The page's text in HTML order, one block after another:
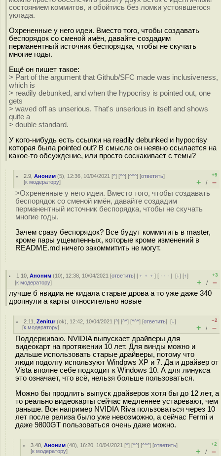
состоянием коммитов, и обойтись без ломки устоявшегося
уклада.
Охрененные у него идеи. Вместо того, чтобы создавать
беспорядок со сменой имён, давайте создадим
перманентный источник беспорядка, чтобы не скучать
многие годы.
Ещё он пишет такое:
> Part of the argument that Github/SFC made was inclusiveness,
which is
> readily debunked, and when the hypocrisy is pointed out, one
gets
> waved off as unserious. That's unserious in itself and shows
quite a
> double standard.
У кого-нибудь есть ссылки на readily debunked и hypocrisy
которая была pointed out? В смысле он неявно ссылается на
какое-то обсуждение, или просто соскакивает с темы?
2.9 ,Аноним (5), 12:36, 10/04/2021 [^] [^^] [^^^] [ответить]
[к модератору]
+9
+ / –
>Охрененные у него идеи. Вместо того, чтобы создавать
беспорядок со сменой имён, давайте создадим
перманентный источник беспорядка, чтобы не скучать
многие годы.
Зачем сразу беспорядок? Все будут коммитить в master,
кроме пары ущемленных, которые кроме изменений в
README.md ничего закоммитить не могут.
1.10 ,Аноним (10), 12:38, 10/04/2021 [ответить] [ ﹢﹢﹢] [ · · ·][↓] [↑]
[к модератору]
+3
+ / –
лучше б нвидиа не кидала старые дрова а то уже даже 340
дропнули а карты относительно новые
2.11 ,Zenitur(ok), 12:42, 10/04/2021 [^] [^^] [^^^] [ответить][↓]
[к модератору]
–2
+ / –
Поддерживаю. NVIDIA выпускает драйверы для
видеокарт на протяжении 10 лет. Для винды можно и
дальше использовать старые драйверы, потому что
люди подолгу используют Windpws XP и 7. Да и драйвер от
Vista вполне себе подходит к Windows 10. А для линукса
это означает, что всё, нельзя больше пользоваться.
Можно бы продлить выпуск драйверов хотя бы до 12 лет, а
то реально видеокарты сейчас медленнее устаревают, чем
раньше. Вон например NVIDIA Riva пользоваться через 10
лет после релиза было уже невозможно, а сейчас Fermi и
даже 9800GT пользоваться очень даже можно.
3.40 ,Аноним (40), 16:20, 10/04/2021 [^] [^^] [^^^] [ответить]
[к модератору]
+2
+ / –